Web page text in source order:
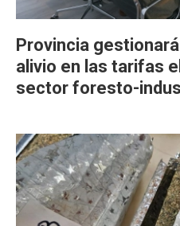
Provincia
alivio en las tarifas
sector foresto-